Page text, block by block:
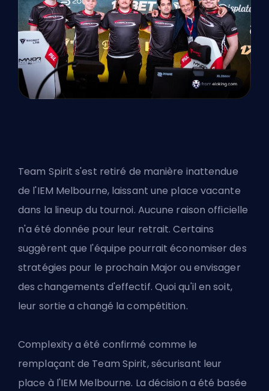
Team Spirit s'est retiré de manière inattendue
de l'IEM Melbourne, laissant une place vacante
dans la lineup du tournoi. Aucune raison officielle
n'a été donnée pour leur retrait. Certains
suggèrent que l'équipe pourrait économiser des
stratégies pour le prochain Major ou envisager
des changements d'effectif. Quoi qu'il en soit,
leur sortie a changé la compétition.
Complexity a été confirmé comme le
remplaçant de Team Spirit, sécurisant leur
place à l'IEM Melbourne. La décision a été basée